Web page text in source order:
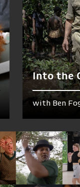
Into the
with Ben